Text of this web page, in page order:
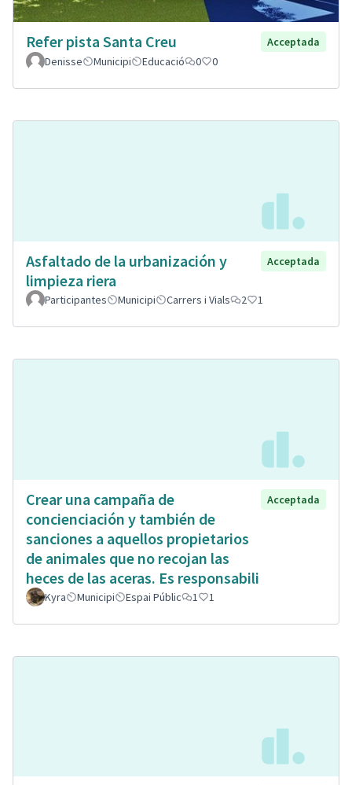
Refer pista Santa Creu
Acceptada
Denisse
Municipi Educació 0 0
Asfaltado de la urbanización y
limpieza riera
Acceptada
Participantes Municipi Carrers i Vials 2 1
Crear una campaña de
concienciación y también de
sanciones a aquellos propietarios
de animales que no recojan las
heces de las aceras. Es responsabili
Acceptada
Kyra Municipi Espai Públic 1 1